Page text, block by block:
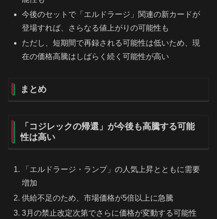
今後のセットで「エルドラージ」関連の新カードが
登場すれば、さらなる値上がりの可能性も
ただし、短期間で再録される可能性は低いため、現
在の価格高騰はしばらく続く可能性が高い
まとめ
「コジレックの帰還」が今後も高騰する可能
性は高い
「エルドラージ・ランプ」の人気上昇とともに需要
増加
供給不足のため、市場価格が5倍以上に急騰
3月の禁止改定次第でさらに価格が変動する可能性